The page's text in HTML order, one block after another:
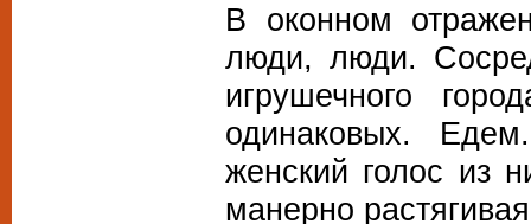
В оконном
люди, люди.
игрушечного
одинаковых.
женский голос из
манерно